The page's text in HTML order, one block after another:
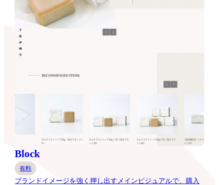
Block
有料
ブランドイメージを強く押し出すメインビジュアルで、購入